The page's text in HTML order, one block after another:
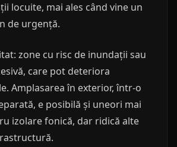
locuite, mai ales când vine un
de urgență.
zone cu risc de inundații sau
care pot deteriora
Amplasarea în exterior, într-o
e posibilă și uneori mai
izolare fonică, dar ridică alte